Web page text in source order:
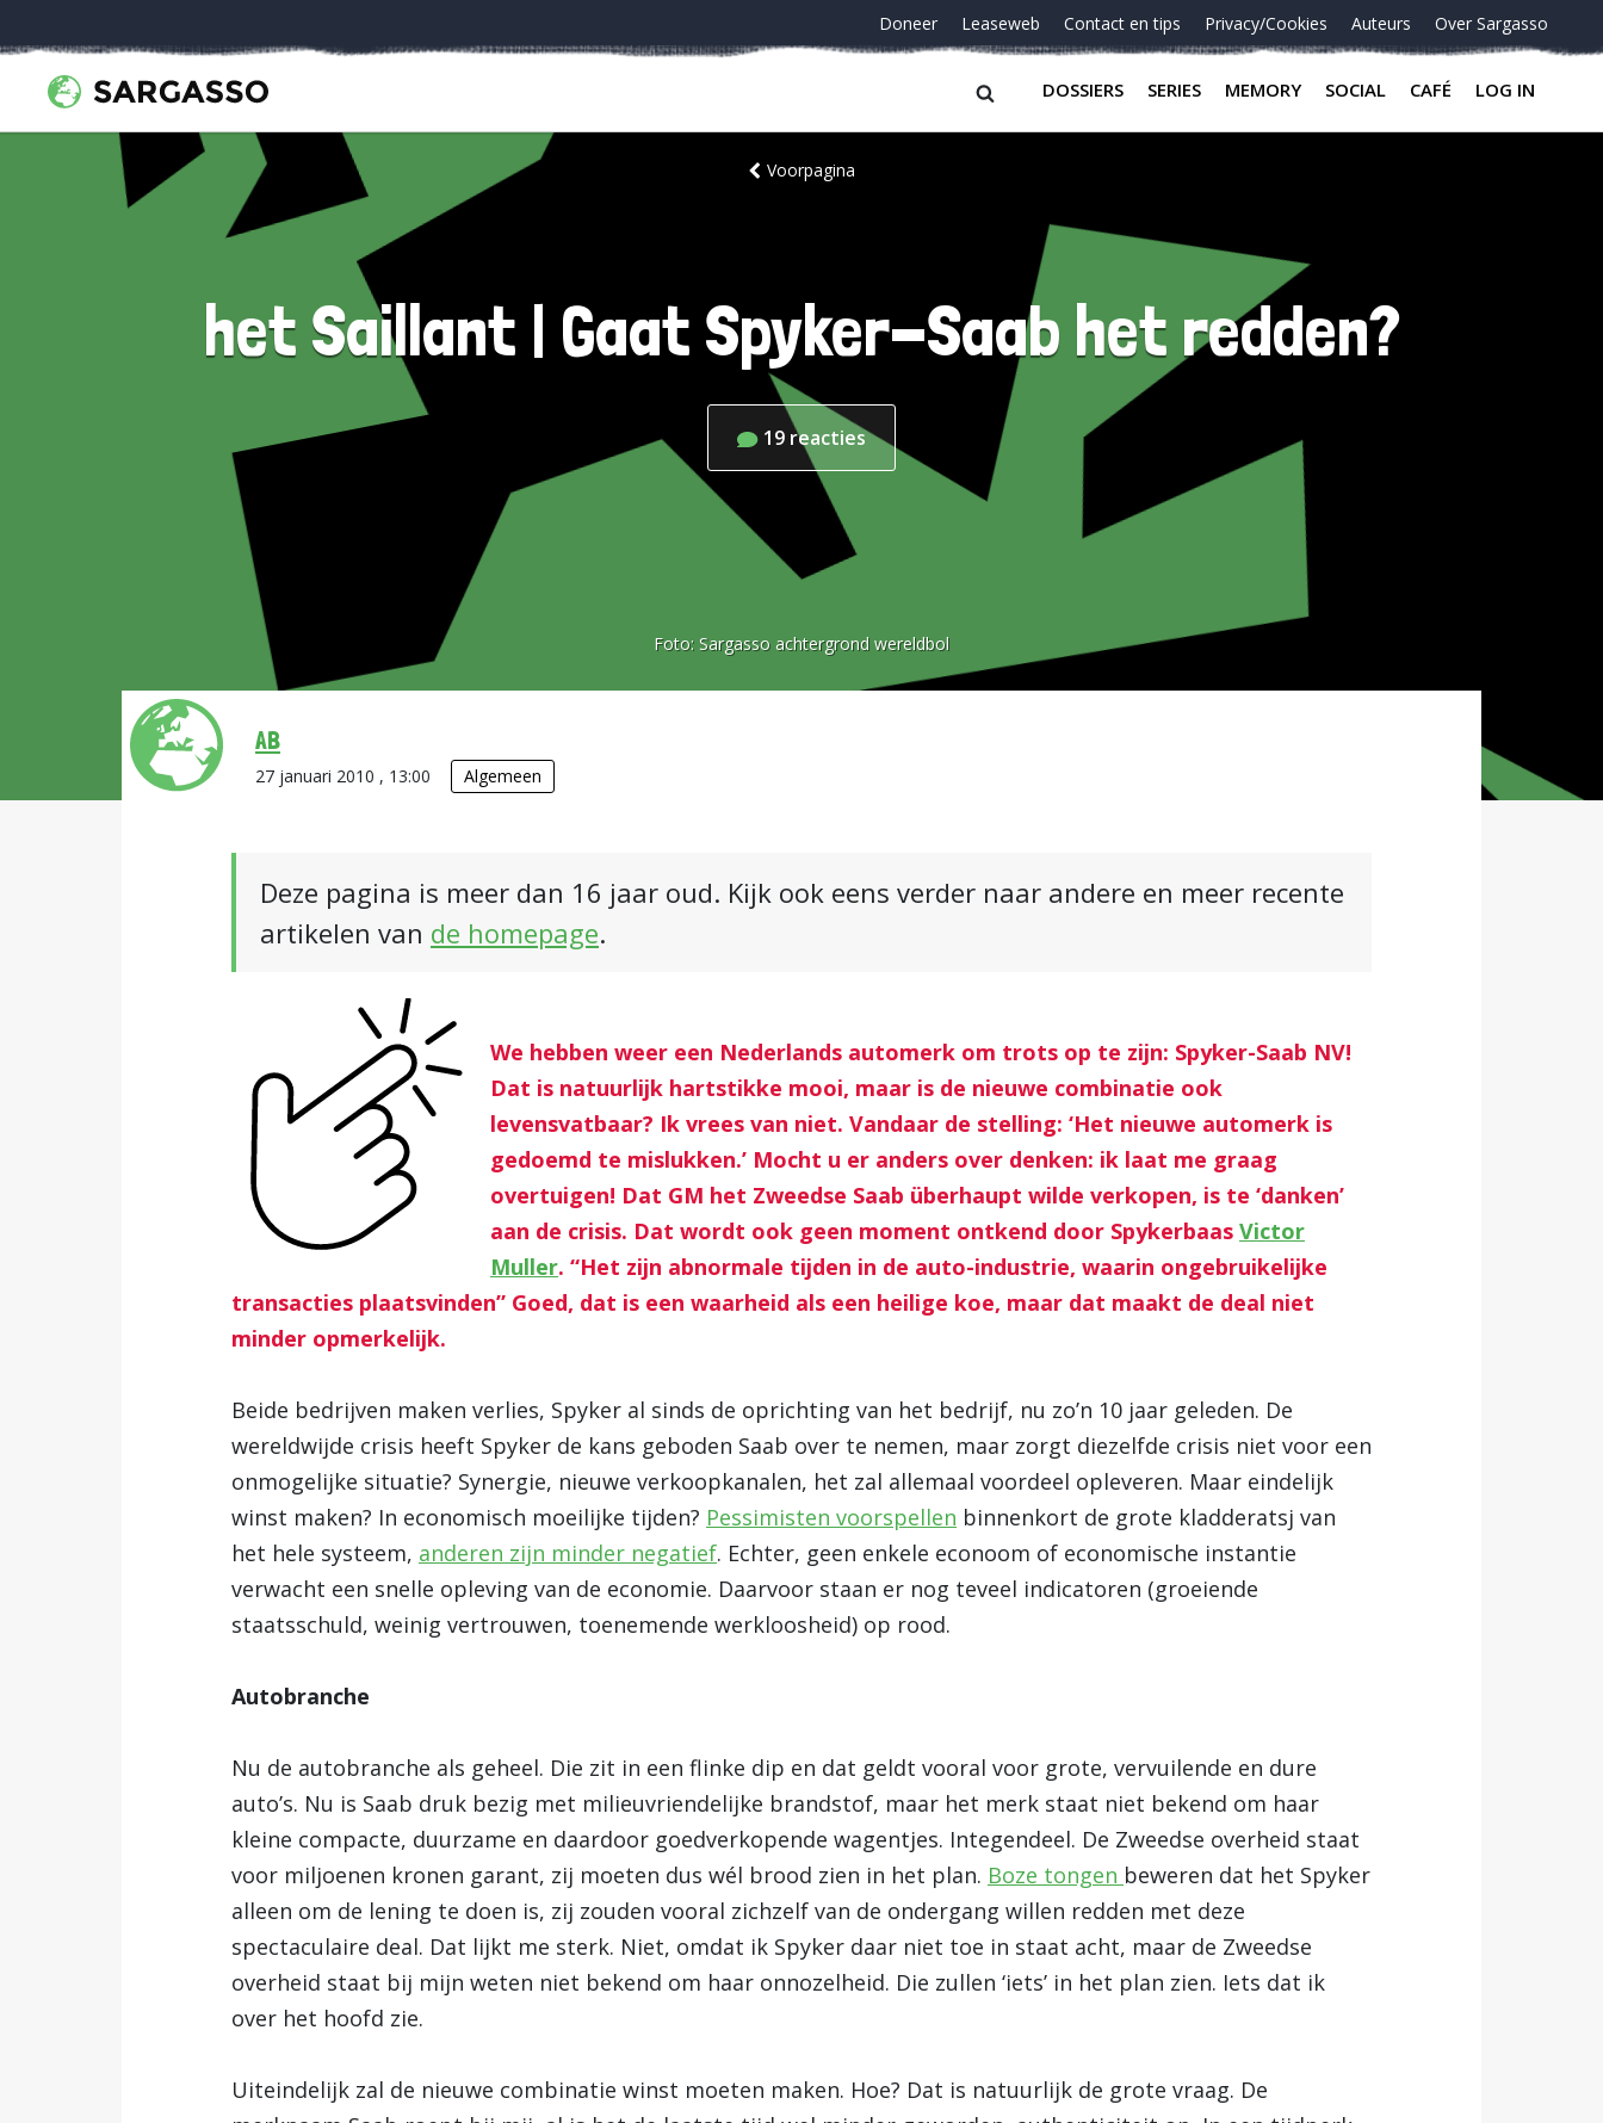
Doneer Leaseweb Contact en tips Privacy/Cookies Auteurs Over Sargasso
DOSSIERS SERIES MEMORY SOCIAL CAFÉ LOG IN
Voorpagina
het Saillant | Gaat Spyker-Saab het redden?
19 reacties
Foto: Sargasso achtergrond wereldbol
AB
27 januari 2010 , 13:00 Algemeen
Deze pagina is meer dan 16 jaar oud. Kijk ook eens verder naar andere en meer recente
artikelen van de homepage.
We hebben weer een Nederlands automerk om trots op te zijn: Spyker-Saab NV!
Dat is natuurlijk hartstikke mooi, maar is de nieuwe combinatie ook
levensvatbaar? Ik vrees van niet. Vandaar de stelling: ‘Het nieuwe automerk is
gedoemd te mislukken.’ Mocht u er anders over denken: ik laat me graag
overtuigen! Dat GM het Zweedse Saab überhaupt wilde verkopen, is te ‘danken’
aan de crisis. Dat wordt ook geen moment ontkend door Spykerbaas Victor
Muller. “Het zijn abnormale tijden in de auto-industrie, waarin ongebruikelijke
transacties plaatsvinden” Goed, dat is een waarheid als een heilige koe, maar dat maakt de deal niet
minder opmerkelijk.
Beide bedrijven maken verlies, Spyker al sinds de oprichting van het bedrijf, nu zo’n 10 jaar geleden. De
wereldwijde crisis heeft Spyker de kans geboden Saab over te nemen, maar zorgt diezelfde crisis niet voor een
onmogelijke situatie? Synergie, nieuwe verkoopkanalen, het zal allemaal voordeel opleveren. Maar eindelijk
winst maken? In economisch moeilijke tijden? Pessimisten voorspellen binnenkort de grote kladderatsj van
het hele systeem, anderen zijn minder negatief. Echter, geen enkele econoom of economische instantie
verwacht een snelle opleving van de economie. Daarvoor staan er nog teveel indicatoren (groeiende
staatsschuld, weinig vertrouwen, toenemende werkloosheid) op rood.
Autobranche
Nu de autobranche als geheel. Die zit in een flinke dip en dat geldt vooral voor grote, vervuilende en dure
auto’s. Nu is Saab druk bezig met milieuvriendelijke brandstof, maar het merk staat niet bekend om haar
kleine compacte, duurzame en daardoor goedverkopende wagentjes. Integendeel. De Zweedse overheid staat
voor miljoenen kronen garant, zij moeten dus wél brood zien in het plan. Boze tongen beweren dat het Spyker
alleen om de lening te doen is, zij zouden vooral zichzelf van de ondergang willen redden met deze
spectaculaire deal. Dat lijkt me sterk. Niet, omdat ik Spyker daar niet toe in staat acht, maar de Zweedse
overheid staat bij mijn weten niet bekend om haar onnozelheid. Die zullen ‘iets’ in het plan zien. Iets dat ik
over het hoofd zie.
Uiteindelijk zal de nieuwe combinatie winst moeten maken. Hoe? Dat is natuurlijk de grote vraag. De